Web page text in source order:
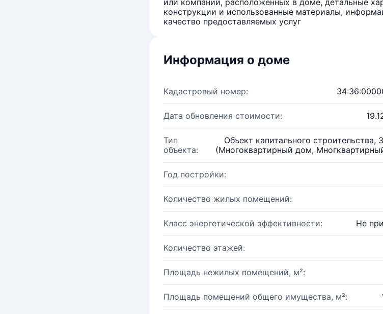
или компаний, расположенных в доме, детальные
конструкции и использованные материалы,
качество предоставляемых услуг
Информация о доме
Кадастровый номер:
Дата обновления стоимости:
Тип
объекта:
Объект капитального строительства,
(Многоквартирный дом,
Год постройки:
Количество жилых помещений:
Класс энергетической эффективности: Не
Количество этажей:
Площадь нежилых помещений, м²:
Площадь помещений общего имущества, м²: